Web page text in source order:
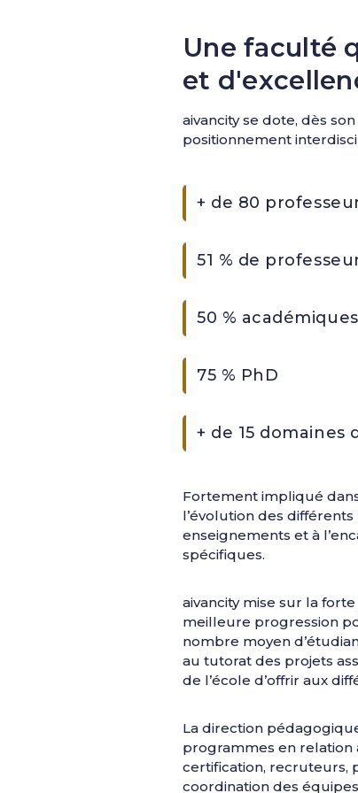
Une faculté
et
aivancity se dote, dès
positionnement
+ de 80
51 % de
50 %
75 % PhD
+ de 15 domaines
Fortement impliqué
l’évolution des
enseignements et à
spécifiques.
aivancity mise sur la
meilleure progression
nombre moyen
au tutorat des projets
de l’école d’offrir aux
La direction
programmes en relation
certification, recruteurs,
coordination des